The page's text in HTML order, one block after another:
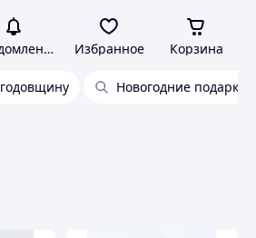
Избранное Корзина
Новогодние подарки